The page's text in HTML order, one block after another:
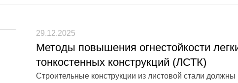
29.12.2025
Методы повышения огнестойкости
тонкостенных конструкций (ЛСТК)
Строительные конструкции из листовой стали